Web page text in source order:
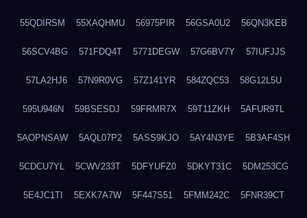
55QDIRSM 55XAQHMU 56975PIR 56GSA0U2 56QN3KEB
56SCV4BG 571FDQ4T 5771DEGW 57G6BV7Y 57IUFJJS
57LA2HJ6 57N9R0VG 57Z141YR 584ZQC53 58G12L5U
595U946N 59BSESDJ 59FRMR7X 59T11ZKH 5AFUR9TL
5AOPNSAW 5AQL07P2 5ASS9KJO 5AY4N3YE 5B3AF4SH
5CDCU7YL 5CWV233T 5DFYUFZ0 5DKYT31C 5DM253CG
5E4JC1TI 5EXK7A7W 5F447S51 5FMM242C 5FNR39CT